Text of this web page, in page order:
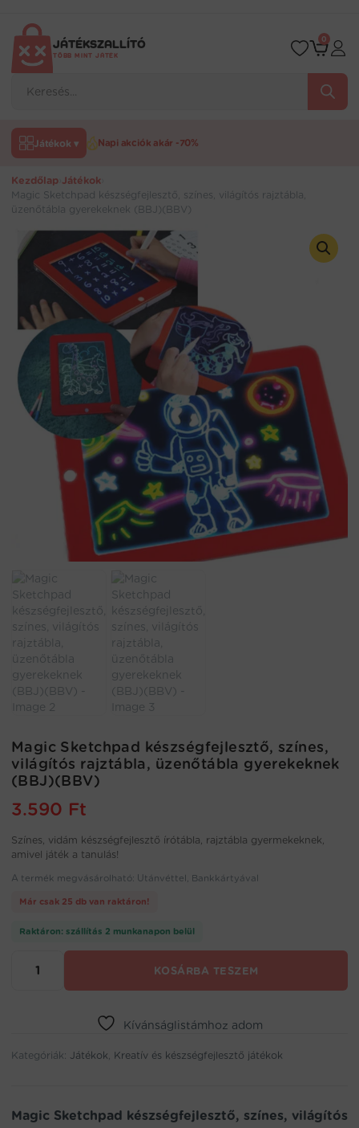
tartalomraJÁTÉKSZALLÍTÓ
TÖBB MINT JÁTÉK
search
0
Játékok ▾ Napi akciók akár -70%
Kezdőlap Játékok
Magic Sketchpad készségfejlesztő, színes, világítós rajztábla,
üzenőtábla gyerekeknek (BBJ)(BBV)
Magic Sketchpad készségfejlesztő, színes,
világítós rajztábla, üzenőtábla gyerekeknek
(BBJ)(BBV)
3.590 Ft
Színes, vidám készségfejlesztő írótábla, rajztábla gyermekeknek,
amivel játék a tanulás!
A termék megvásárolható: Utánvéttel, Bankkártyával
Már csak 25 db van raktáron!
Raktáron: szállítás 2 munkanapon belül
Sketchpad
készségfejlesztő,
üzenőtábla
mennyiség
KOSÁRBA TESZEM
Kívánságlistámhoz adom
Kategóriák: Játékok, Kreatív és készségfejlesztő játékok
Magic Sketchpad készségfejlesztő, színes, világítós